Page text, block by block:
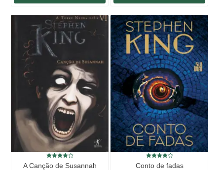
A Canção de Susannah Conto de fadas